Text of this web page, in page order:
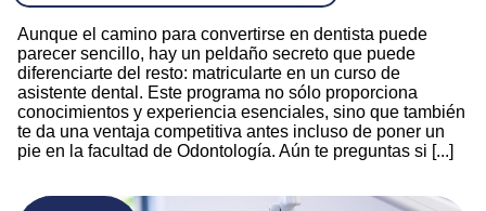
Aunque el camino para convertirse en dentista puede
parecer sencillo, hay un peldaño secreto que puede
diferenciarte del resto: matricularte en un curso de
asistente dental. Este programa no sólo proporciona
conocimientos y experiencia esenciales, sino que también
te da una ventaja competitiva antes incluso de poner un
pie en la facultad de Odontología. Aún te preguntas si [...]